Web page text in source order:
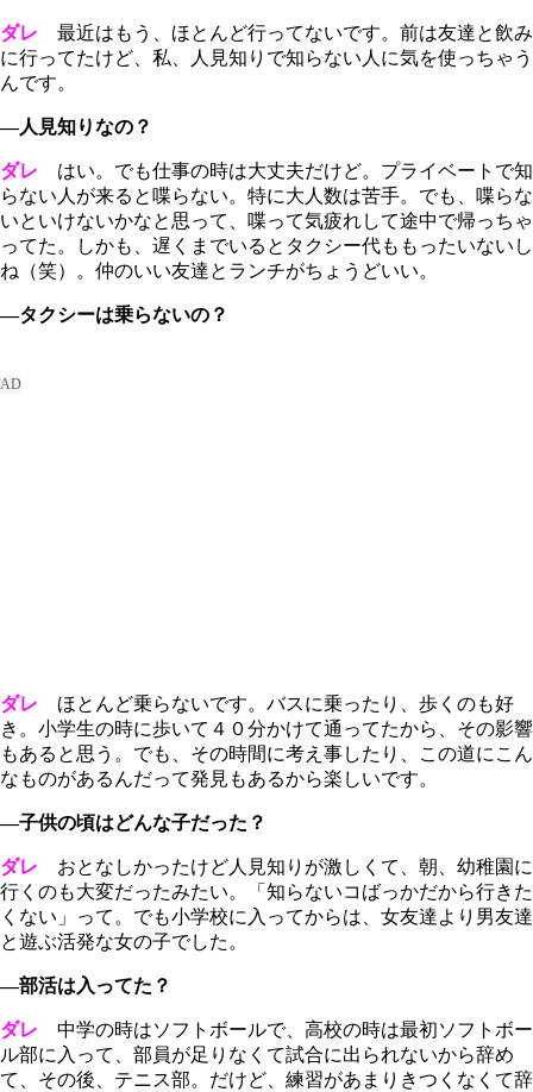
ダレ 最近はもう、ほとんど行ってないです。前は友達と飲み
に行ってたけど、私、人見知りで知らない人に気を使っちゃう
んです。
―人見知りなの？
ダレ はい。でも仕事の時は大丈夫だけど。プライベートで知
らない人が来ると喋らない。特に大人数は苦手。でも、喋らな
いといけないかなと思って、喋って気疲れして途中で帰っちゃ
ってた。しかも、遅くまでいるとタクシー代ももったいないし
ね（笑）。仲のいい友達とランチがちょうどいい。
―タクシーは乗らないの？
ダレ ほとんど乗らないです。バスに乗ったり、歩くのも好
き。小学生の時に歩いて４０分かけて通ってたから、その影響
もあると思う。でも、その時間に考え事したり、この道にこん
なものがあるんだって発見もあるから楽しいです。
―子供の頃はどんな子だった？
ダレ おとなしかったけど人見知りが激しくて、朝、幼稚園に
行くのも大変だったみたい。「知らないコばっかだから行きた
くない」って。でも小学校に入ってからは、女友達より男友達
と遊ぶ活発な女の子でした。
―部活は入ってた？
ダレ 中学の時はソフトボールで、高校の時は最初ソフトボー
ル部に入って、部員が足りなくて試合に出られないから辞め
て、その後、テニス部。だけど、練習があまりきつくなくて辞